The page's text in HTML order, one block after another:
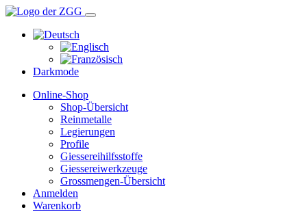
Darkmode
Online-Shop
Shop-Übersicht
Reinmetalle
Legierungen
Profile
Giessereihilfsstoffe
Giessereiwerkzeuge
Grossmengen-Übersicht
Anmelden
Warenkorb